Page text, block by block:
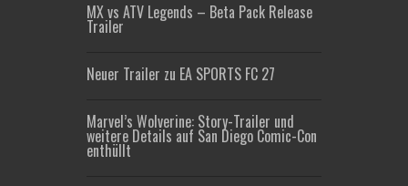
MX vs ATV Legends – Beta Pack Release
Trailer
Neuer Trailer zu EA SPORTS FC 27
Marvel’s Wolverine: Story-Trailer und
weitere Details auf San Diego Comic-Con
enthüllt